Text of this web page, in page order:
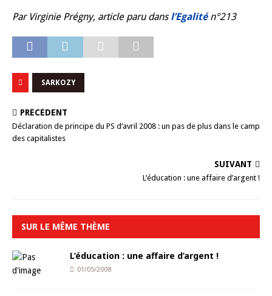
Par Virginie Prégny, article paru dans l’Egalitén°213
SARKOZY
PRÉCÉDENT
Déclaration de principe du PS d’avril 2008 : un pas de plus dans le camp
des capitalistes
SUIVANT
L’éducation : une affaire d’argent !
SUR LE MÊME THÈME
L’éducation : une affaire d’argent !
01/05/2008